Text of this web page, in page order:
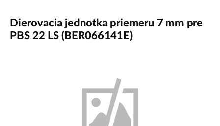
Dierovacia jednotka priemeru 7 mm pre
PBS 22 LS (BER066141E)